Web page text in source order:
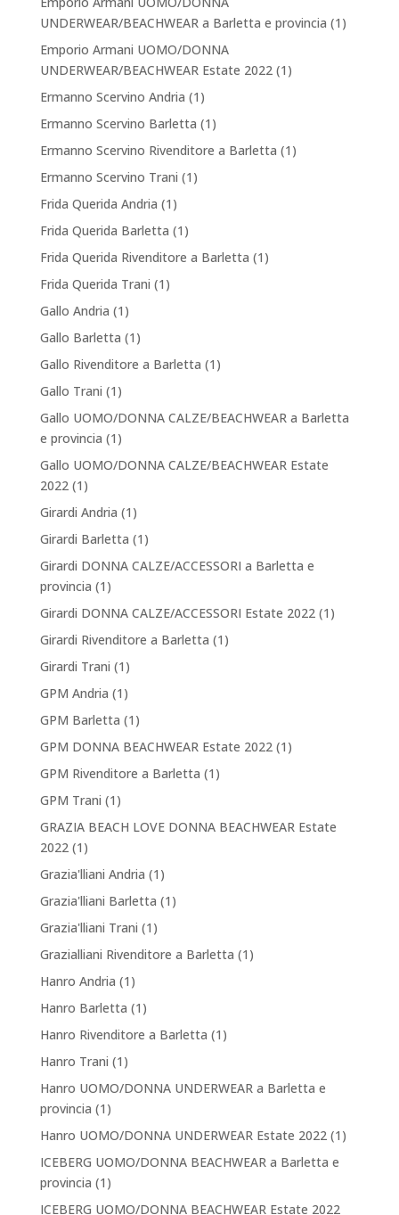
UNDERWEAR/BEACHWEAR a Barletta e provincia (1)
Emporio Armani UOMO/DONNA
UNDERWEAR/BEACHWEAR Estate 2022(1)
Ermanno Scervino Andria (1)
Ermanno Scervino Barletta (1)
Ermanno Scervino Rivenditore a Barletta (1)
Ermanno Scervino Trani (1)
Frida Querida Andria (1)
Frida Querida Barletta (1)
Frida Querida Rivenditore a Barletta (1)
Frida Querida Trani (1)
Gallo Andria (1)
Gallo Barletta (1)
Gallo Rivenditore a Barletta (1)
Gallo Trani (1)
Gallo UOMO/DONNA CALZE/BEACHWEAR a Barletta
e provincia (1)
Gallo UOMO/DONNA CALZE/BEACHWEAR Estate
2022(1)
Girardi Andria (1)
Girardi Barletta (1)
Girardi DONNA CALZE/ACCESSORI a Barletta e
provincia (1)
Girardi DONNA CALZE/ACCESSORI Estate 2022(1)
Girardi Rivenditore a Barletta (1)
Girardi Trani (1)
GPM Andria (1)
GPM Barletta (1)
GPM DONNA BEACHWEAR Estate 2022(1)
GPM Rivenditore a Barletta (1)
GPM Trani (1)
GRAZIA BEACH LOVE DONNA BEACHWEAR Estate
2022(1)
Grazia'lliani Andria (1)
Grazia'lliani Barletta (1)
Grazia'lliani Trani (1)
Grazialliani Rivenditore a Barletta (1)
Hanro Andria (1)
Hanro Barletta (1)
Hanro Rivenditore a Barletta (1)
Hanro Trani (1)
Hanro UOMO/DONNA UNDERWEAR a Barletta e
provincia (1)
Hanro UOMO/DONNA UNDERWEAR Estate 2022(1)
ICEBERG UOMO/DONNA BEACHWEAR a Barletta e
provincia (1)
ICEBERG UOMO/DONNA BEACHWEAR Estate 2022